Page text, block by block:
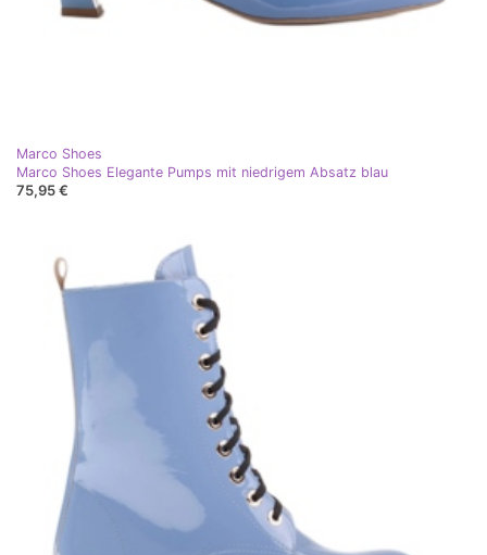
Marco Shoes
Marco Shoes Elegante Pumps mit niedrigem Absatz blau
75,95 €